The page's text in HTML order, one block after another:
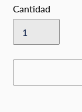
Cantidad